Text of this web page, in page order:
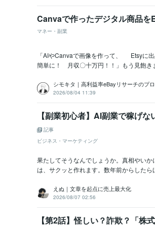
Canvaで作ったデジタル商品を
マネー・副業
「AIやCanvaで画像を作って、 Etsyに
簡単に！ 月収〇十万円！！」もう見飽き
シモキタ｜高利益率eBayリサーチのプロ
2026/08/04 11:39
【副業初心者】AI副業で稼げ
記事
ビジネス・マーケティング
果たしてそうなんでしょうか。真相やい
は、サクッと作れます。数年前からした
えぬ｜文章を起点に売上最大化
2026/08/07 02:56
【第2話】怪しい？詐欺？「株